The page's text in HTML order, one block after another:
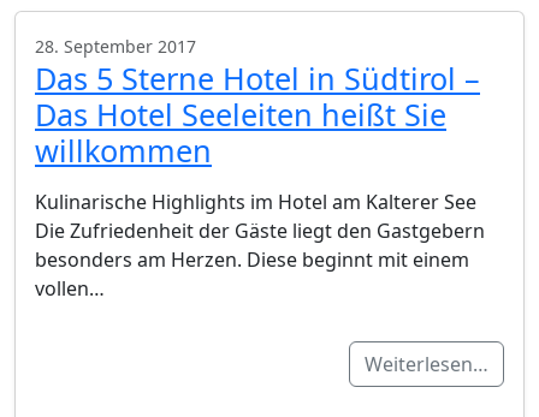
28. September 2017
Das 5 Sterne Hotel in Südtirol –
Das Hotel Seeleiten heißt Sie
willkommen
Kulinarische Highlights im Hotel am Kalterer See
Die Zufriedenheit der Gäste liegt den Gastgebern
besonders am Herzen. Diese beginnt mit einem
vollen…
Weiterlesen…